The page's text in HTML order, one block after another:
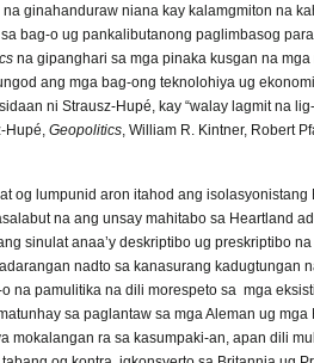
ginahanduraw niana kay kalamgmiton na
bag-o ug pankalibutanong paglimbasog
na gipanghari sa mga pinaka kusgan na
ang mga bag-ong teknolohiya ug
ni Strausz-Hupé, kay “walay lagmit na
Geopolitics , William R. Kintner, Robert
og lumpunid aron itahod ang
na ang unsay mahitabo sa Heartland
sinulat anaa’y deskriptibo ug preskriptibo
nadto sa kanasurang kadugtungan
na pamulitika na dili morespeto sa mga
sa paglantaw sa mga Aleman ug
mokalangan ra sa kasumpaki-an, apan dili